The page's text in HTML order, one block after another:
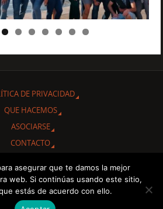
DE PRIVACIDAD
QUE HACEMOS
ASOCIARSE
CONTACTO
conocer nuestra Asociación Cultural
de Cuba de Albacete.
asegurar que te damos la mejor
web. Si continúas usando este sitio,
estás de acuerdo con ello.